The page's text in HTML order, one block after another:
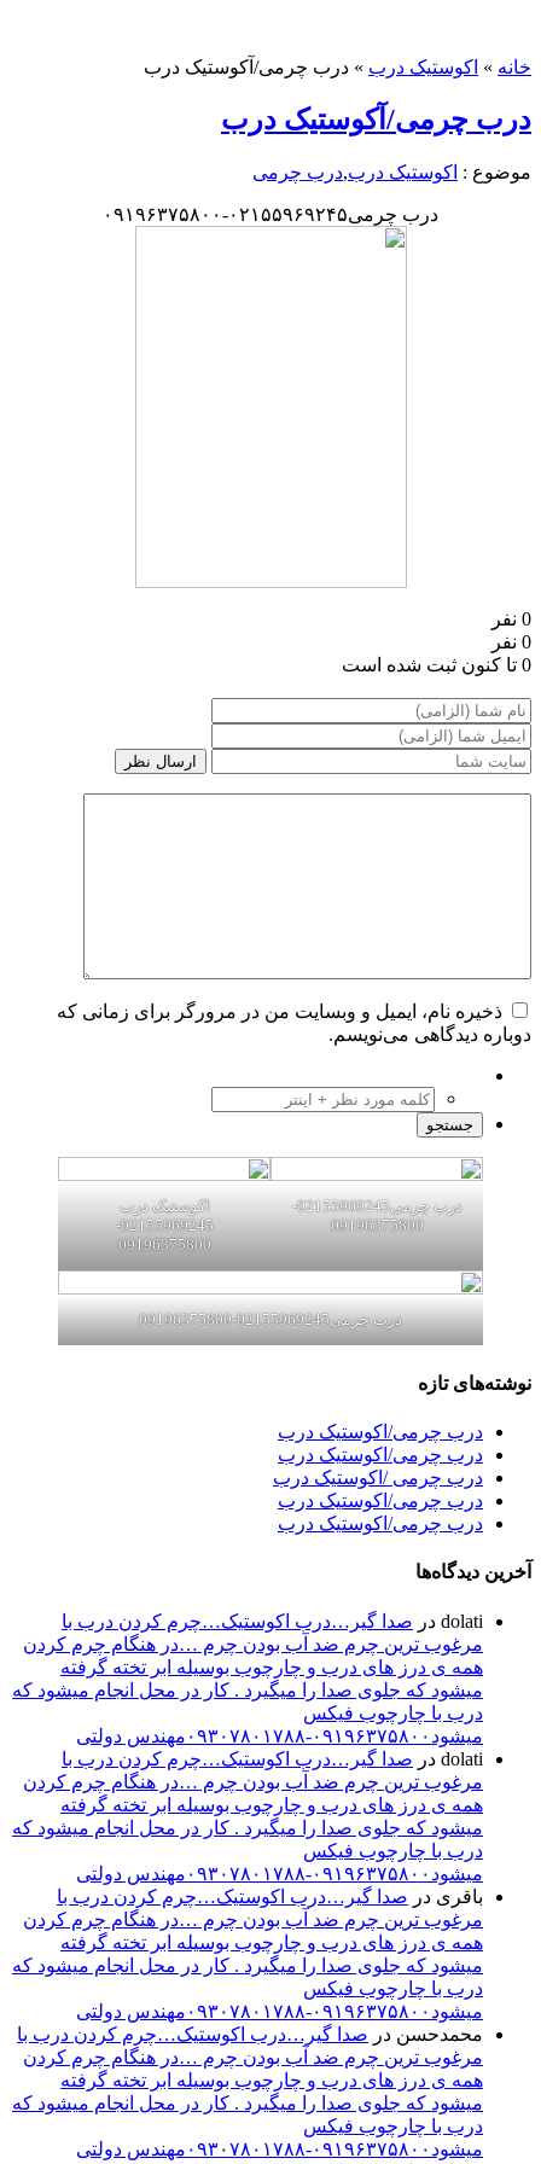
خانه » اکوستیک درب » درب چرمی/آکوستیک درب
درب چرمی/آکوستیک درب
موضوع : اکوستیک درب,درب چرمی
درب چرمی۰۲۱۵۵۹۶۹۲۴۵-۰۹۱۹۶۳۷۵۸۰۰
0 نفر
0 نفر
0 تا کنون ثبت شده است
ذخیره نام، ایمیل و وبسایت من در مرورگر برای زمانی که
دوباره دیدگاهی می‌نویسم.
درب چرمی02155969245-
09196375800
اکوستیک درب
02155969245-
09196375800
درب چرمی02155969245-09196375800
نوشته‌های تازه
درب چرمی/اکوستیک درب
درب چرمی/اکوستیک درب
درب چرمی /اکوستیک درب
درب چرمی/اکوستیک درب
درب چرمی/اکوستیک درب
آخرین دیدگاه‌ها
dolati در صدا گیر…درب اکوستیک…چرم کردن درب با
مرغوب ترین چرم ضد آب بودن چرم …در هنگام چرم کردن
همه ی درز های درب و چارچوب بوسیله ابر تخته گرفته
میشود که جلوی صدا را میگیرد . کار در محل انجام میشود که
درب با چارچوب فیکس
میشود۰۹۱۹۶۳۷۵۸۰۰-۰۹۳۰۷۸۰۱۷۸۸مهندس دولتی
dolati در صدا گیر…درب اکوستیک…چرم کردن درب با
مرغوب ترین چرم ضد آب بودن چرم …در هنگام چرم کردن
همه ی درز های درب و چارچوب بوسیله ابر تخته گرفته
میشود که جلوی صدا را میگیرد . کار در محل انجام میشود که
درب با چارچوب فیکس
میشود۰۹۱۹۶۳۷۵۸۰۰-۰۹۳۰۷۸۰۱۷۸۸مهندس دولتی
باقری در صدا گیر…درب اکوستیک…چرم کردن درب با
مرغوب ترین چرم ضد آب بودن چرم …در هنگام چرم کردن
همه ی درز های درب و چارچوب بوسیله ابر تخته گرفته
میشود که جلوی صدا را میگیرد . کار در محل انجام میشود که
درب با چارچوب فیکس
میشود۰۹۱۹۶۳۷۵۸۰۰-۰۹۳۰۷۸۰۱۷۸۸مهندس دولتی
محمدحسن در صدا گیر…درب اکوستیک…چرم کردن درب با
مرغوب ترین چرم ضد آب بودن چرم …در هنگام چرم کردن
همه ی درز های درب و چارچوب بوسیله ابر تخته گرفته
میشود که جلوی صدا را میگیرد . کار در محل انجام میشود که
درب با چارچوب فیکس
میشود۰۹۱۹۶۳۷۵۸۰۰-۰۹۳۰۷۸۰۱۷۸۸مهندس دولتی